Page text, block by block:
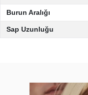
Burun Aralığı
Sap Uzunluğu